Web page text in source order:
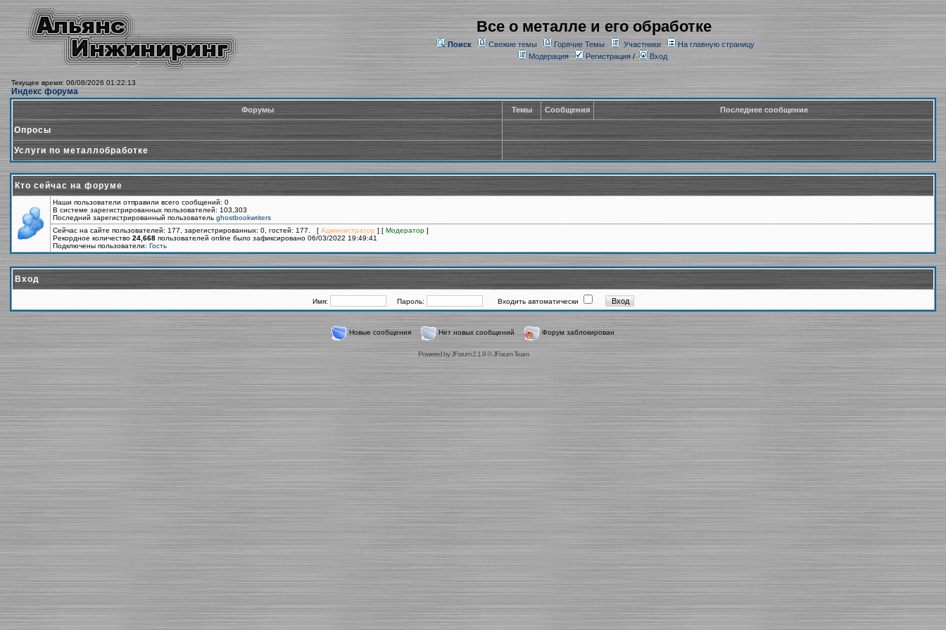
Все о металле и его обработке
Поиск Свежие темы Горячие Темы Участники
На главную страницу
Модерация
Регистрация/ Вход
Текущее время: 06/08/2026 01:22:13
Индекс форума
Форумы Темы Сообщения Последнее сообщение
Опросы
Услуги по металлобработке
Кто сейчас на форуме
Наши пользователи отправили всего сообщений: 0
В системе зарегистрированных пользователей: 103,303
Последний зарегистрированный пользователь ghostbookwriters
Сейчас на сайте пользователей: 177, зарегистрированных: 0, гостей: 177. [ Администратор ] [ Модератор ]
Рекордное количество 24,668 пользователей online было зафиксировано 06/03/2022 19:49:41
Подключены пользователи: Гость
Вход
Имя: Пароль: Входить автоматически
Новые сообщения Нет новых сообщений Форум заблокирован
Powered byJForum 2.1.9©JForum Team